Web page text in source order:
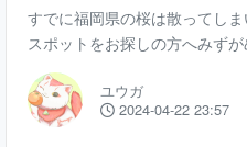
すでに福岡県の桜は散ってし
スポットをお探しの方へみず
めの郷自体は以前にも記事で
なるとたくさんの桜が咲き誇る
した。 この日は曇りでいい天
ユウガ
2024-04-22 23:57